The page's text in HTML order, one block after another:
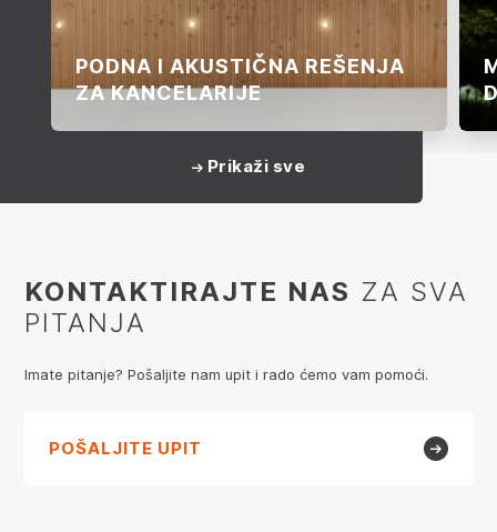
PODNA I AKUSTIČNA REŠENJA
ZA KANCELARIJE
Prikaži sve
KONTAKTIRAJTE NAS ZA SVA
PITANJA
Imate pitanje? Pošaljite nam upit i rado ćemo vam pomoći.
POŠALJITE UPIT